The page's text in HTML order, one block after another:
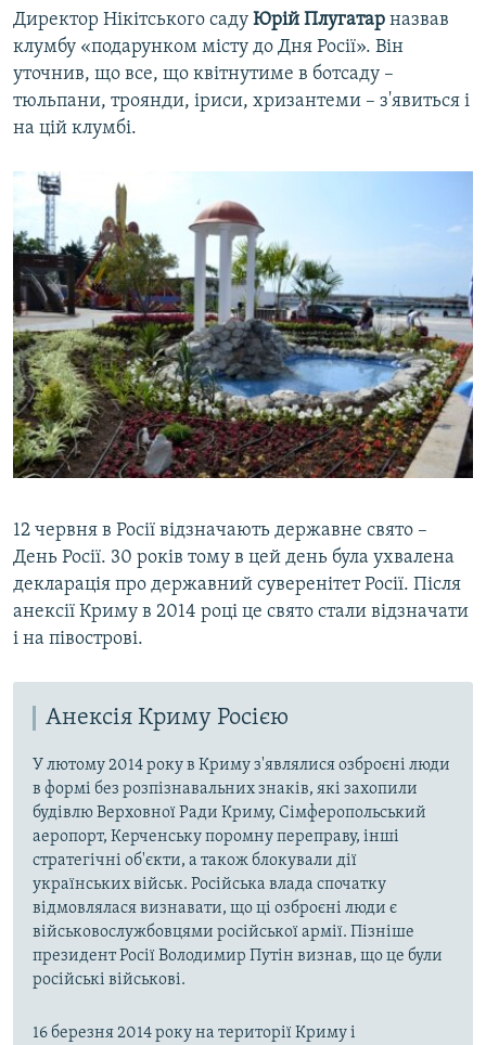
Директор Нікітського саду Юрій Плугатар назвав
клумбу «подарунком місту до Дня Росії». Він
уточнив, що все, що квітнутиме в ботсаду –
тюльпани, троянди, іриси, хризантеми – з'явиться і
на цій клумбі.
12 червня в Росії відзначають державне свято –
День Росії. 30 років тому в цей день була ухвалена
декларація про державний суверенітет Росії. Після
анексії Криму в 2014 році це свято стали відзначати
і на півострові.
Анексія Криму Росією
У лютому 2014 року в Криму з'являлися озброєні люди
в формі без розпізнавальних знаків, які захопили
будівлю Верховної Ради Криму, Сімферопольський
аеропорт, Керченську поромну переправу, інші
стратегічні об'єкти, а також блокували дії
українських військ. Російська влада спочатку
відмовлялася визнавати, що ці озброєні люди є
військовослужбовцями російської армії. Пізніше
президент Росії Володимир Путін визнав, що це були
російські військові.
16 березня 2014 року на території Криму і